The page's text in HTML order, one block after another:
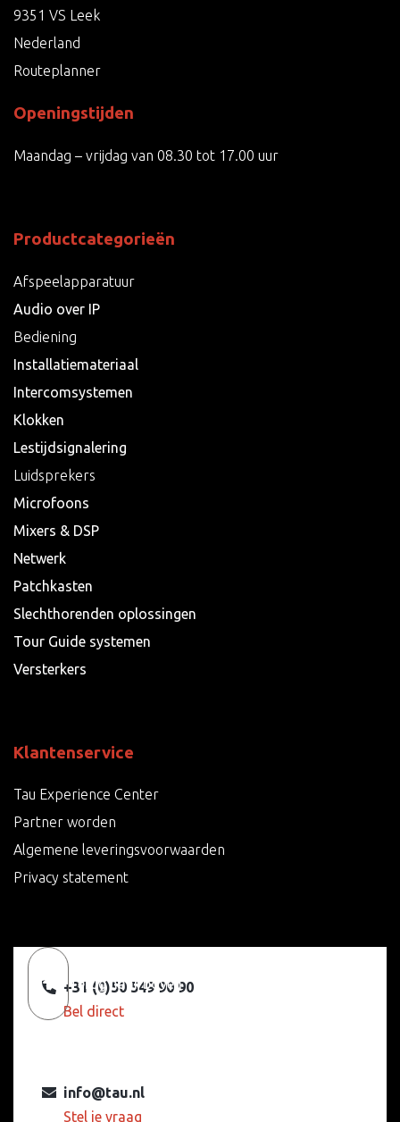
9351 VS Leek
Nederland
Routeplanner
Openingstijden
Maandag – vrijdag van 08.30 tot 17.00 uur
Productcategorieën
Afspeelapparatuur
Audio over IP
Bediening
Installatiemateriaal
Intercomsystemen
Klokken
Lestijdsignalering
Luidsprekers
Microfoons
Mixers & DSP
Netwerk
Patchkasten
Slechthorenden oplossingen
Tour Guide systemen
Versterkers
Klantenservice
Tau Experience Center
Partner worden
Algemene leveringsvoorwaarden
Privacy statement
Terug naar boven
+31 (0)50 549 90 90
Bel direct
info@tau.nl
Stel je vraag